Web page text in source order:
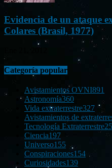
Evidencia de un ataque
Colares (Brasil, 1977)
Categoría popular
Avistamientos OVNI891
Astronomía360
Vida extraterrestre327
Avistamientos de
Tecnología Extraterrestre
Ciencia197
Universo155
Conspiraciones154
Curiosidades139